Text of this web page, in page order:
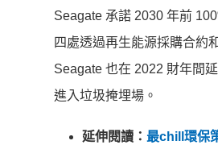
Seagate 承諾 2030 年前
四處透過再生能源採購合約
Seagate 也在 2022 財年間
進入垃圾掩埋場。
延伸閱讀： 最chill環保